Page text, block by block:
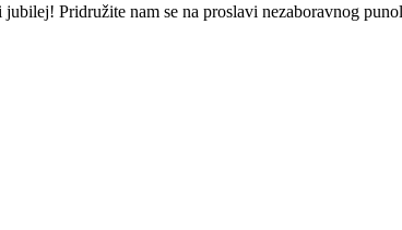
Pridružite nam se na proslavi nezaboravnog